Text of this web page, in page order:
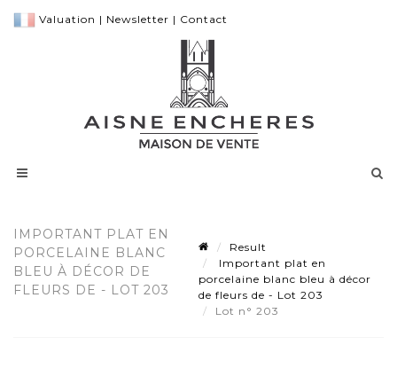
Valuation | Newsletter | Contact
IMPORTANT PLAT EN
PORCELAINE BLANC
BLEU À DÉCOR DE
FLEURS DE - LOT 203
Result
Important plat en
porcelaine blanc bleu à décor
de fleurs de - Lot 203
Lot n° 203